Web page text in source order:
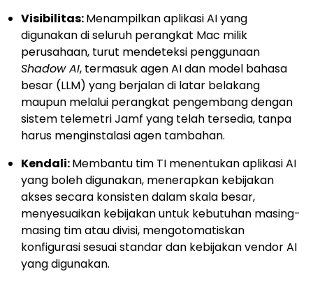
Visibilitas:Menampilkan aplikasi AI yang
digunakan di seluruh perangkat Mac milik
perusahaan, turut mendeteksi penggunaan
Shadow AI, termasuk agen AI dan model bahasa
besar (LLM) yang berjalan di latar belakang
maupun melalui perangkat pengembang dengan
sistem telemetri Jamf yang telah tersedia, tanpa
harus menginstalasi agen tambahan.
Kendali:Membantu tim TI menentukan aplikasi AI
yang boleh digunakan, menerapkan kebijakan
akses secara konsisten dalam skala besar,
menyesuaikan kebijakan untuk kebutuhan masing-
masing tim atau divisi, mengotomatiskan
konfigurasi sesuai standar dan kebijakan vendor AI
yang digunakan.